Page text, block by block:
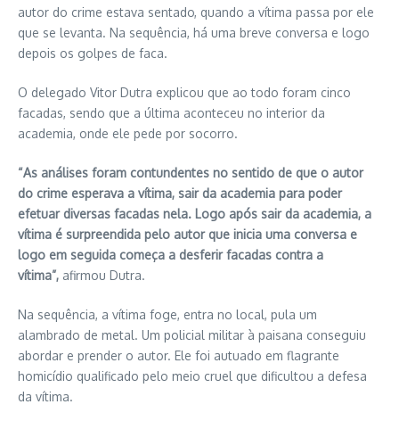
autor do crime estava sentado, quando a vítima passa por ele
que se levanta. Na sequência, há uma breve conversa e logo
depois os golpes de faca.
O delegado Vitor Dutra explicou que ao todo foram cinco
facadas, sendo que a última aconteceu no interior da
academia, onde ele pede por socorro.
“As análises foram contundentes no sentido de que o autor
do crime esperava a vítima, sair da academia para poder
efetuar diversas facadas nela. Logo após sair da academia, a
vítima é surpreendida pelo autor que inicia uma conversa e
logo em seguida começa a desferir facadas contra a
vítima”, afirmou Dutra.
Na sequência, a vítima foge, entra no local, pula um
alambrado de metal. Um policial militar à paisana conseguiu
abordar e prender o autor. Ele foi autuado em flagrante
homicídio qualificado pelo meio cruel que dificultou a defesa
da vítima.